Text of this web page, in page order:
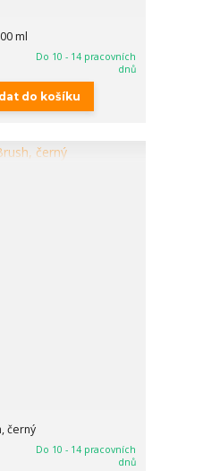
ml
Do 10 - 14 pracovních
dnů
do košíku
černý
Do 10 - 14 pracovních
dnů